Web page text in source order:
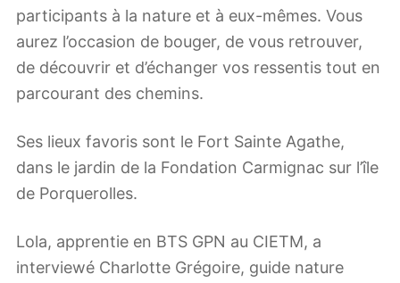
participants à la nature et à eux-mêmes. Vous
aurez l’occasion de bouger, de vous retrouver,
de découvrir et d’échanger vos ressentis tout en
parcourant des chemins.
Ses lieux favoris sont le Fort Sainte Agathe,
dans le jardin de la Fondation Carmignac sur l’île
de Porquerolles.
Lola, apprentie en BTS GPN au CIETM, a
interviewé Charlotte Grégoire, guide nature